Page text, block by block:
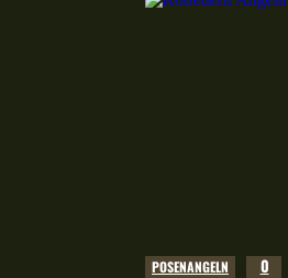
POSENANGELN 0